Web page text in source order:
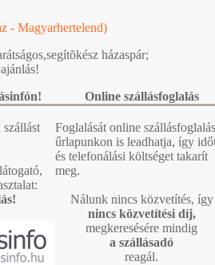
- Magyarhertelend)
házaspár;
Online szállásfoglalás
Foglalását online
űrlapunkon is leadhatja, így
és telefonálási költséget takarít
meg.
Nálunk nincs közvetítés, így
nincs közvetítési díj,
megkeresésére mindig
a szállásadó
reagál.